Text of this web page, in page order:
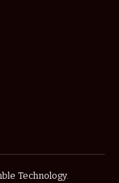
Technology.